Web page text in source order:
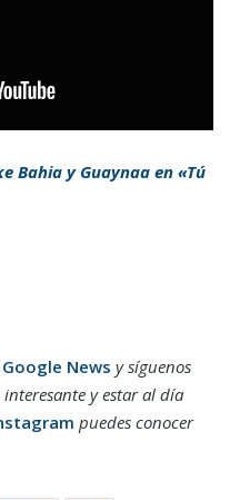
Bahia y Guaynaa en «Tú
Google News y síguenos
y estar al día
puedes conocer